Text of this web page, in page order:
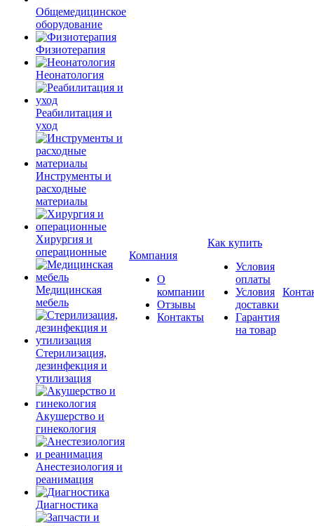
Общемедицинское
оборудование
Физиотерапия
Неонатология
Реабилитация и
уход
Инструменты и
расходные
материалы
Хирургия и
операционные
Медицинская
мебель
Стерилизация,
дезинфекция и
утилизация
Акушерство и
гинекология
Анестезиология и
реанимация
Диагностика
Компания
О
компании
Отзывы
Контакты
Как купить
Условия
оплаты
Условия
доставки
Гарантия
на товар